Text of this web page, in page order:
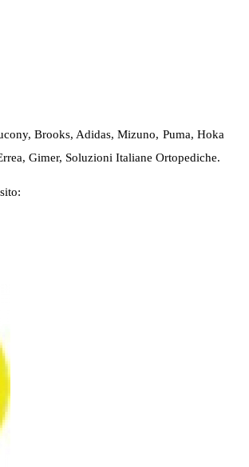
Brooks, Adidas, Mizuno, Puma, Hoka
Gimer, Soluzioni Italiane Ortopediche.